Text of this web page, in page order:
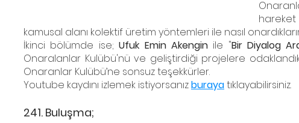
kamusal alanı kolektif üretim yöntemleri ile nasıl
İkinci bölümde ise; Ufuk Emin Akengin ile "Bir Diyalog
Onaralanlar Kulübü'nü ve geliştirdiği projelere
Onaranlar Kulübü’ne sonsuz teşekkürler.
Youtube kaydını izlemek istiyorsanız buraya tıklayabilirsiniz.
241. Buluşma;